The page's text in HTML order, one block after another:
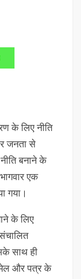
के लिए नीति
जनता से
बनाने के
एक
गया।
के लिए
साथ ही
मेल और पत्र के